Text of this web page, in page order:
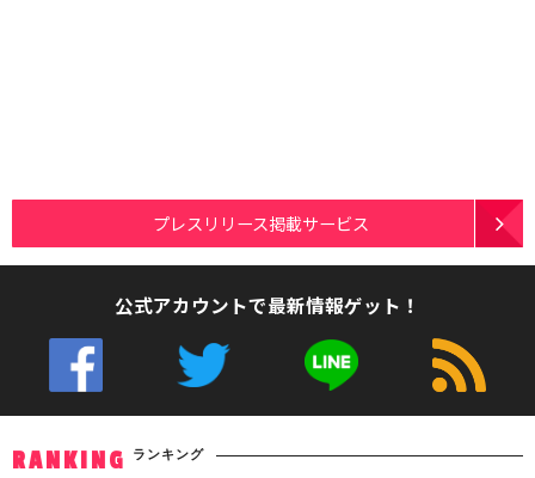
プレスリリース掲載サービス
公式アカウントで最新情報ゲット！
RANKING ランキング